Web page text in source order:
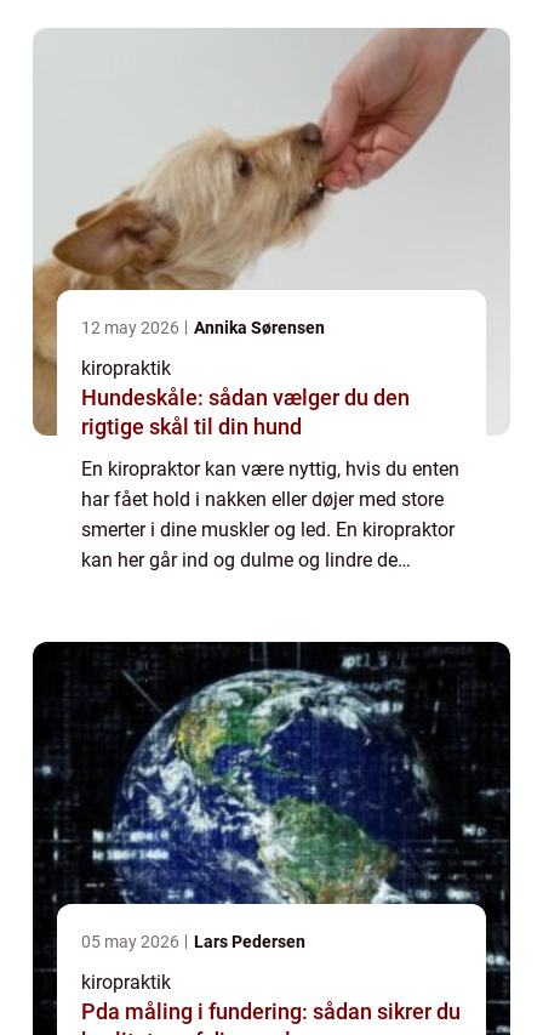
12 may 2026 Annika Sørensen
kiropraktik
Hundeskåle: sådan vælger du den
rigtige skål til din hund
En kiropraktor kan være nyttig, hvis du enten
har fået hold i nakken eller døjer med store
smerter i dine muskler og led. En kiropraktor
kan her går ind og dulme og lindre de
05 may 2026 Lars Pedersen
kiropraktik
Pda måling i fundering: sådan sikrer du